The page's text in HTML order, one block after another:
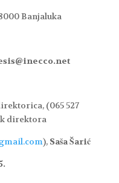
Banjaluka
(065 527
direktora
), Saša Šarić